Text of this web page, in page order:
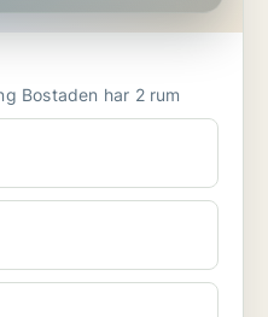
Lägenhet att hyra i Lidköping Bostaden har 2 rum